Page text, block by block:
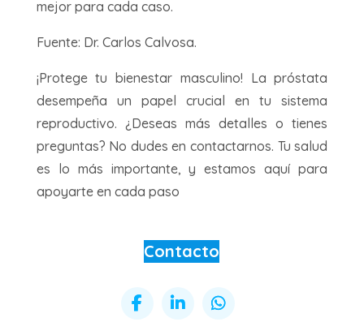
mejor para cada caso.
Fuente: Dr. Carlos Calvosa.
¡Protege tu bienestar masculino! La próstata
desempeña un papel crucial en tu sistema
reproductivo. ¿Deseas más detalles o tienes
preguntas? No dudes en contactarnos. Tu salud
es lo más importante, y estamos aquí para
apoyarte en cada paso
Contacto